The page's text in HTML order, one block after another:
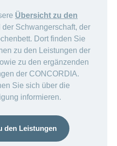
Übersicht zu den
der Schwangerschaft, der
Dort finden Sie
zu den Leistungen der
zu den ergänzenden
der CONCORDIA.
Sie sich über die
informieren.
den Leistungen